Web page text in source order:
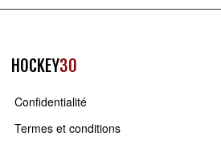
HOCKEY30
Confidentialité
Termes et conditions